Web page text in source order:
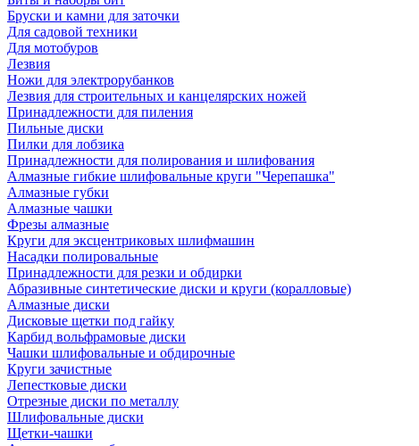
Бруски и камни для заточки
Для садовой техники
Для мотобуров
Лезвия
Ножи для электрорубанков
Лезвия для строительных и канцелярских ножей
Принадлежности для пиления
Пильные диски
Пилки для лобзика
Принадлежности для полирования и шлифования
Алмазные гибкие шлифовальные круги "Черепашка"
Алмазные губки
Алмазные чашки
Фрезы алмазные
Круги для эксцентриковых шлифмашин
Насадки полировальные
Принадлежности для резки и обдирки
Абразивные синтетические диски и круги (коралловые)
Алмазные диски
Дисковые щетки под гайку
Карбид вольфрамовые диски
Чашки шлифовальные и обдирочные
Круги зачистные
Лепестковые диски
Отрезные диски по металлу
Шлифовальные диски
Щетки-чашки